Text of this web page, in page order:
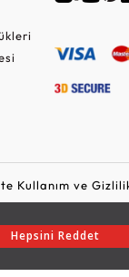
Hepsini Reddet
Kullanım ve